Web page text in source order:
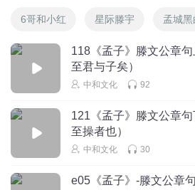
6哥和小红 星际滕宇 孟城黑
118《孟子》滕文公章
至君与子矣）
中和文化 92
121《孟子》滕文公章
至操者也）
中和文化 30
e05《孟子》-滕文公章